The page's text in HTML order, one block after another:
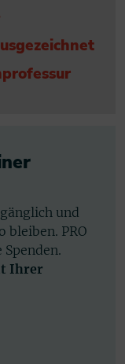
und
bleiben. PRO
Ihrer